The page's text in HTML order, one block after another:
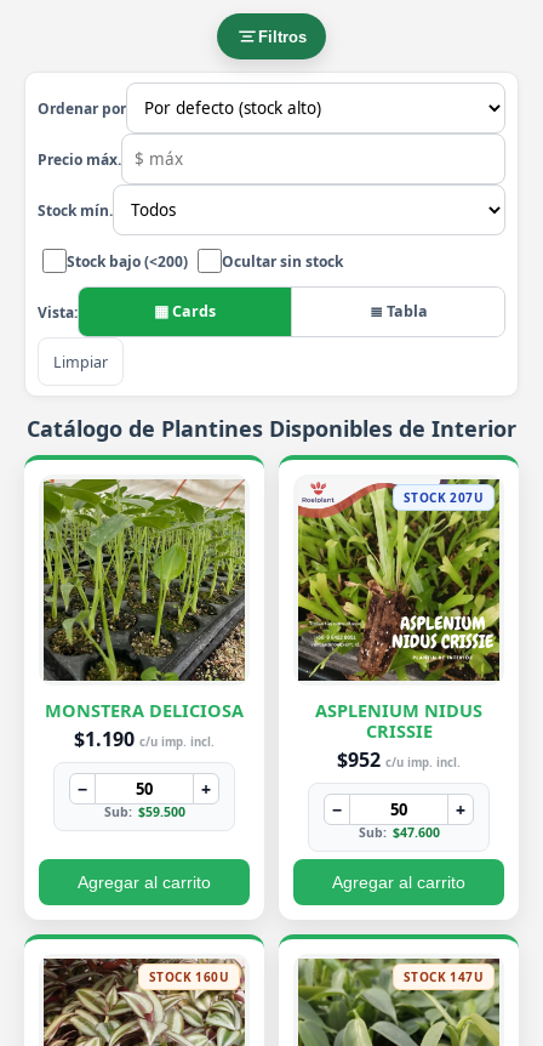
Filtros
Ordenar por
Precio máx.
Stock mín.
Stock bajo (<200) Ocultar sin stock
Vista: ▦ Cards ≣ Tabla
Limpiar
Catálogo de Plantines Disponibles de Interior
MONSTERA DELICIOSA
$1.190 c/u imp. incl.
− +
Sub: $59.500
Agregar al carrito
STOCK 207U
ASPLENIUM NIDUS
CRISSIE
$952 c/u imp. incl.
− +
Sub: $47.600
Agregar al carrito
STOCK 160U STOCK 147U